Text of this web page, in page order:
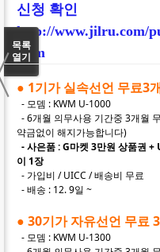
신청 확인
http://www.jilru.com/
.htm
● 1기가 실속선언 무료3
- 모뎀 : KWM U-1000
- 6개월 의무사용 기간중 3개월
약금없이 해지가능합니다)
- 사은품 : G마켓 3만원 상품권
이 1장
- 가입비 / UICC / 배송비 무료
- 배송 : 12. 9일 ~
●30기가 자유선언 무료
- 모뎀 : KWM U-1300
목록
열기